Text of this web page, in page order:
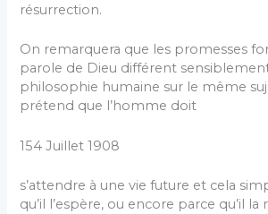
résurrection.
On remarquera que les promesses
parole de Dieu différent
philosophie humaine sur le même
prétend que l’homme doit
154 Juillet 1908
s’attendre à une vie future et cela
qu’il l’espère, ou encore parce qu’il la